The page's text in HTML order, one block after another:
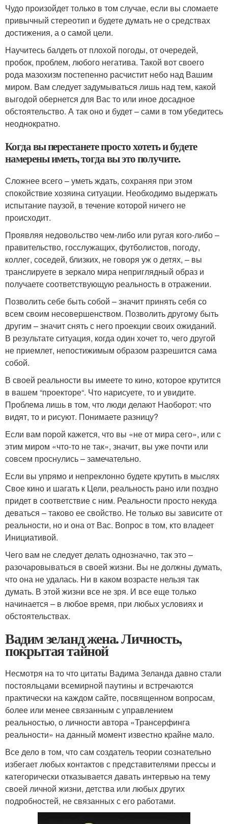
Чудо произойдет только в том случае, если вы сломаете
привычный стереотип и будете думать не о средствах
достижения, а о самой цели.
Научитесь балдеть от плохой погоды, от очередей,
пробок, проблем, любого негатива. Такой вот своего
рода мазохизм постепенно расчистит небо над Вашим
миром. Вам следует задумываться лишь над тем, какой
выгодой обернется для Вас то или иное досадное
обстоятельство. А так оно и будет – сами в том убедитесь
неоднократно.
Когда вы перестанете просто хотеть и будете
намерены иметь, тогда вы это получите.
Сложнее всего – уметь ждать, сохраняя при этом
спокойствие хозяина ситуации. Необходимо выдержать
испытание паузой, в течение которой ничего не
происходит.
Проявляя недовольство чем-либо или ругая кого-либо –
правительство, госслужащих, футболистов, погоду,
коллег, соседей, близких, не говоря уж о детях, – вы
транслируете в зеркало мира неприглядный образ и
получаете соответствующую реальность в отражении.
Позволить себе быть собой – значит принять себя со
всем своим несовершенством. Позволить другому быть
другим – значит снять с него проекции своих ожиданий.
В результате ситуация, когда один хочет то, чего другой
не приемлет, непостижимым образом разрешится сама
собой.
В своей реальности вы имеете то кино, которое крутится
в вашем “проекторе“. Что нарисуете, то и увидите.
Проблема лишь в том, что люди делают Наоборот: что
видят, то и рисуют. Понимаете разницу?
Если вам порой кажется, что вы «не от мира сего», или с
этим миром «что-то не так», значит, вы уже почти или
совсем проснулись – замечательно.
Если вы упрямо и непреклонно будете крутить в мыслях
Свое кино и шагать к Цели, реальность рано или поздно
придет в соответствие с ним. Реальности просто некуда
деваться – таково ее свойство. Не только вы зависите от
реальности, но и она от Вас. Вопрос в том, кто владеет
Инициативой.
Чего вам не следует делать однозначно, так это –
разочаровываться в своей жизни. Вы не должны думать,
что она не удалась. Ни в каком возрасте нельзя так
думать. В этой жизни все не зря. И все еще только
начинается – в любое время, при любых условиях и
обстоятельствах.
Вадим зеланд жена. Личность,
покрытая тайной
Несмотря на то что цитаты Вадима Зеланда давно стали
постояльцами всемирной паутины и встречаются
практически на каждом сайте, посвященном вопросам,
более или менее связанным с управлением
реальностью, о личности автора «Трансерфинга
реальности» на данный момент известно крайне мало.
Все дело в том, что сам создатель теории сознательно
избегает любых контактов с представителями прессы и
категорически отказывается давать интервью на тему
своей личной жизни, детства или любых других
подробностей, не связанных с его работами.